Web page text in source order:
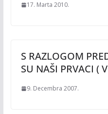
17. Marta 2010.
S RAZLOGOM
SU NAŠI PRVACI (
9. Decembra 2007.